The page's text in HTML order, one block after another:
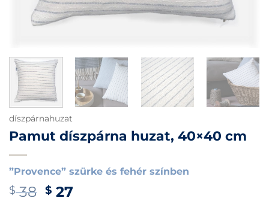
díszpárnahuzat
Pamut díszpárna huzat, 40×40 cm
”Provence” szürke és fehér színben
$38 Original
$ 27